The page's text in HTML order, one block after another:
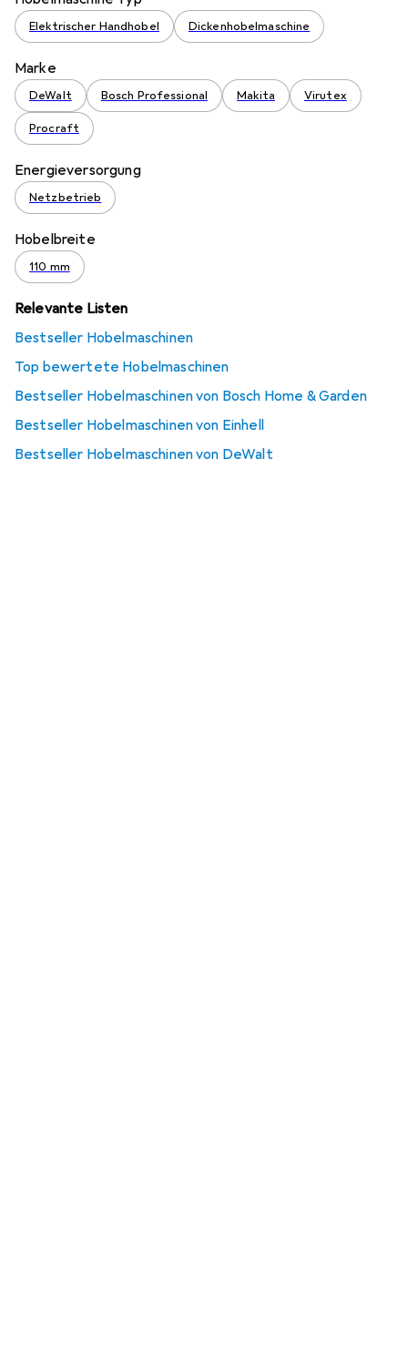
Elektrischer Handhobel Dickenhobelmaschine
Marke
DeWalt Bosch Professional Makita Virutex
Procraft
Energieversorgung
Netzbetrieb
Hobelbreite
110 mm
Relevante Listen
Bestseller Hobelmaschinen
Top bewertete Hobelmaschinen
Bestseller Hobelmaschinen von Bosch Home & Garden
Bestseller Hobelmaschinen von Einhell
Bestseller Hobelmaschinen von DeWalt